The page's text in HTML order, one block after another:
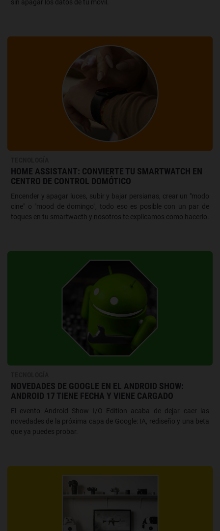
sin apagar los datos de tu móvil.
HOME ASSISTANT: CONVIERTE TU SMARTWATCH EN
CENTRO DE CONTROL DOMÓTICO
Encender y apagar luces, subir y bajar persianas, crear un "modo
cine" o "mood de domingo", todo eso es posible con un par de
toques en tu smartwacth y nosotros te explicamos como hacerlo.
NOVEDADES DE GOOGLE EN EL ANDROID SHOW:
ANDROID 17 TIENE FECHA Y VIENE CARGADO
El evento Android Show I/O Edition acaba de dejar caer las
novedades de la próxima capa de Google: IA, rediseño y una beta
que ya puedes probar.